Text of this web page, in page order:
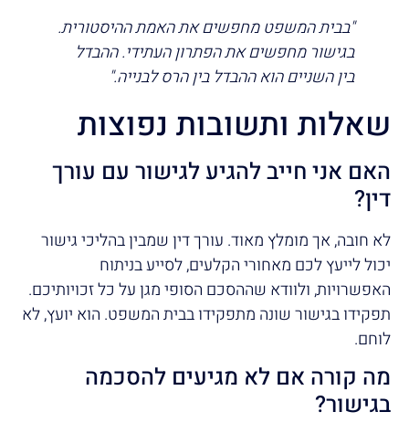
"בבית המשפט מחפשים את האמת ההיסטורית.
בגישור מחפשים את הפתרון העתידי. ההבדל
בין השניים הוא ההבדל בין הרס לבנייה."
שאלות ותשובות נפוצות
האם אני חייב להגיע לגישור עם עורך
דין?
לא חובה, אך מומלץ מאוד. עורך דין שמבין בהליכי גישור
יכול לייעץ לכם מאחורי הקלעים, לסייע בניתוח
האפשרויות, ולוודא שההסכם הסופי מגן על כל זכויותיכם.
תפקידו בגישור שונה מתפקידו בבית המשפט. הוא יועץ, לא
לוחם.
מה קורה אם לא מגיעים להסכמה
בגישור?